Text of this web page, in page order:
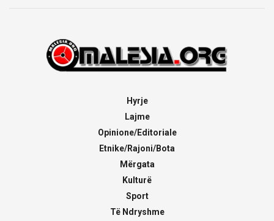
Hyrje
Lajme
Opinione/Editoriale
Etnike/Rajoni/Bota
Mërgata
Kulturë
Sport
Të Ndryshme